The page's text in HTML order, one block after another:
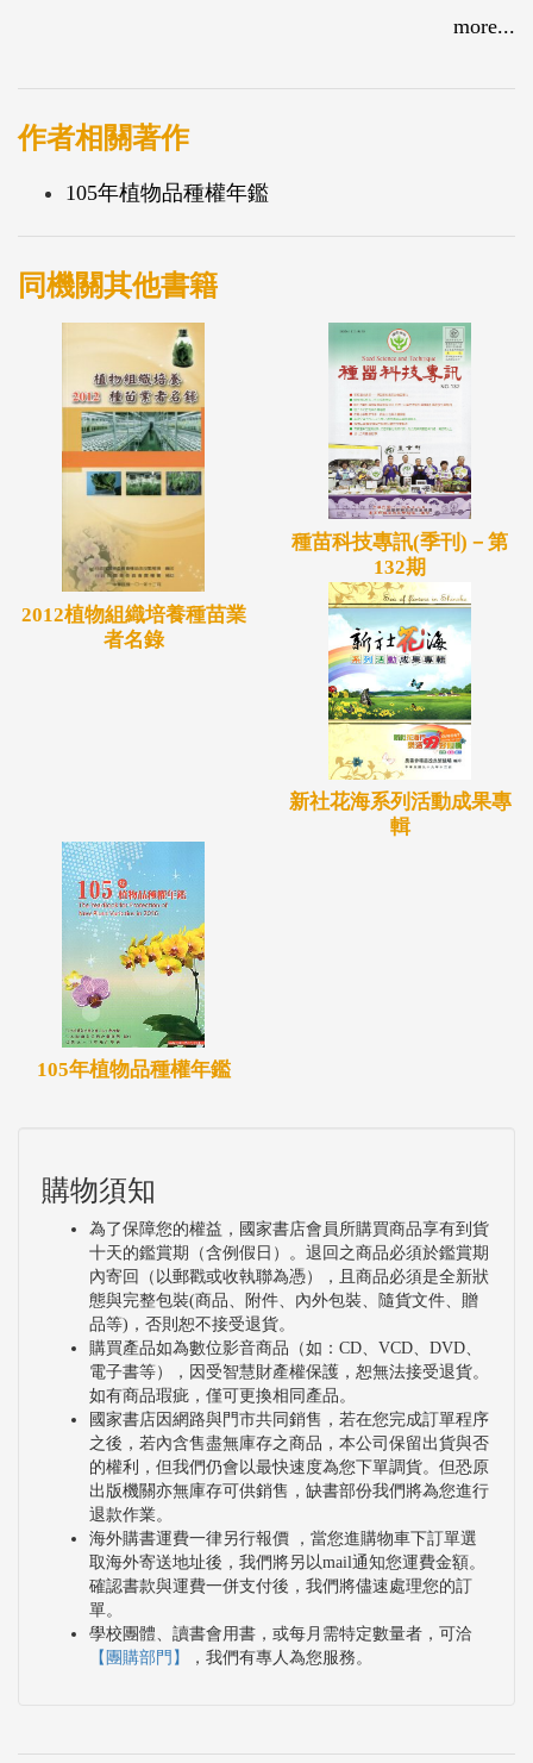
more...
作者相關著作
105年植物品種權年鑑
同機關其他書籍
2012植物組織培養種苗業
者名錄
種苗科技專訊(季刊)－第
132期
新社花海系列活動成果專
輯
105年植物品種權年鑑
購物須知
為了保障您的權益，國家書店會員所購買商品享有到貨
十天的鑑賞期（含例假日）。退回之商品必須於鑑賞期
內寄回（以郵戳或收執聯為憑），且商品必須是全新狀
態與完整包裝(商品、附件、內外包裝、隨貨文件、贈
品等)，否則恕不接受退貨。
購買產品如為數位影音商品（如：CD、VCD、DVD、
電子書等），因受智慧財產權保護，恕無法接受退貨。
如有商品瑕疵，僅可更換相同產品。
國家書店因網路與門市共同銷售，若在您完成訂單程序
之後，若內含售盡無庫存之商品，本公司保留出貨與否
的權利，但我們仍會以最快速度為您下單調貨。但恐原
出版機關亦無庫存可供銷售，缺書部份我們將為您進行
退款作業。
海外購書運費一律另行報價 ，當您進購物車下訂單選
取海外寄送地址後，我們將另以mail通知您運費金額。
確認書款與運費一併支付後，我們將儘速處理您的訂
單。
學校團體、讀書會用書，或每月需特定數量者，可洽
【團購部門】
，我們有專人為您服務。